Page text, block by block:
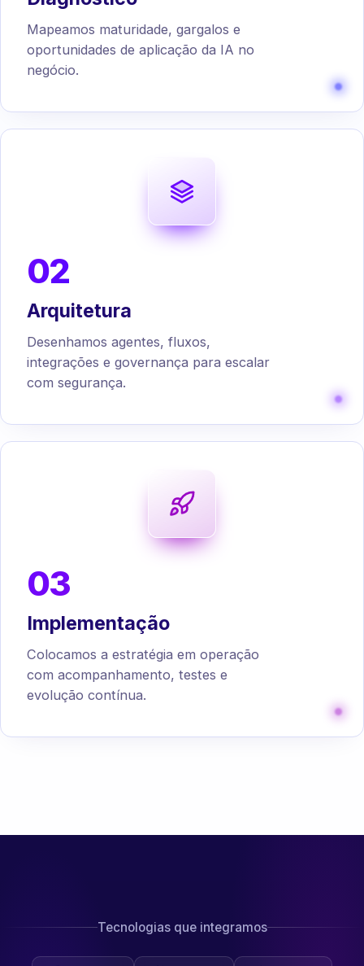
Mapeamos maturidade, gargalos e
oportunidades de aplicação da IA no
negócio.
02
Arquitetura
Desenhamos agentes, fluxos,
integrações e governança para escalar
com segurança.
03
Implementação
Colocamos a estratégia em operação
com acompanhamento, testes e
evolução contínua.
Tecnologias que integramos